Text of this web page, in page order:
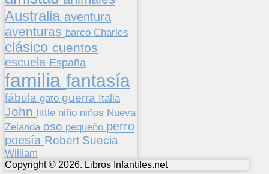
Australia aventura
aventuras barco Charles
clásico cuentos
escuela España
familia fantasía
fábula gato guerra Italia
John little niño niños Nueva
Zelanda oso pequeño perro
poesía Robert Suecia
William
Copyright © 2026. Libros Infantiles.net